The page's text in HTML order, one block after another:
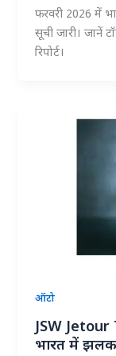
फरवरी 2026 में
सूची जारी। जानें
रिपोर्ट।
ऑटो
JSW Jetour
भारत में झलक,